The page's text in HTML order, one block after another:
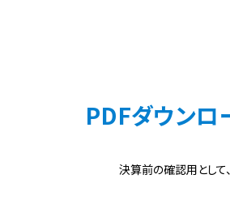
PDFダウンロ
決算前の確認用として